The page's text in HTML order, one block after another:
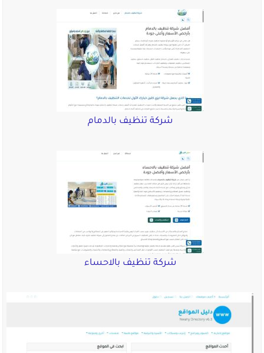
شركة تنظيف بالدمام
شركة تنظيف بالاحساء